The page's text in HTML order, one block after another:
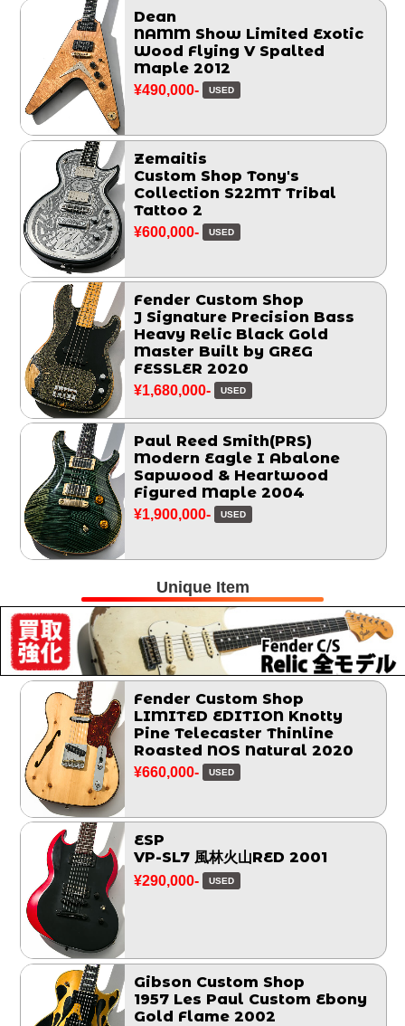
Dean
NAMM Show Limited Exotic
Wood Flying V Spalted
Maple 2012
¥490,000- USED
Zemaitis
Custom Shop Tony's
Collection S22MT Tribal
Tattoo 2
¥600,000- USED
Fender Custom Shop
J Signature Precision Bass
Heavy Relic Black Gold
Master Built by GREG
FESSLER 2020
¥1,680,000- USED
Paul Reed Smith(PRS)
Modern Eagle I Abalone
Sapwood & Heartwood
Figured Maple 2004
¥1,900,000- USED
Unique Item
Fender Custom Shop
LIMITED EDITION Knotty
Pine Telecaster Thinline
Roasted NOS Natural 2020
¥660,000- USED
ESP
VP-SL7 風林火山RED 2001
¥290,000- USED
Gibson Custom Shop
1957 Les Paul Custom Ebony
Gold Flame 2002